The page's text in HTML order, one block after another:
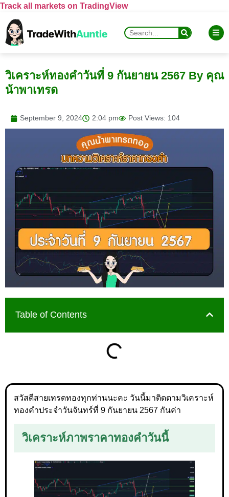
Track all markets on TradingView
วิเคราะห์ทองคำวันที่ 9 กันยายน 2567 By คุณ
น้าพาเทรด
September 9, 2024 2:04 pm Post Views: 104
Table of Contents
สวัสดีสายเทรดทองทุกท่านนะคะ วันนี้มาติดตามวิเคราะห์
ทองคำประจำวันจันทร์ที่ 9 กันยายน 2567 กันค่า
วิเคราะห์ภาพราคาทองคำวันนี้